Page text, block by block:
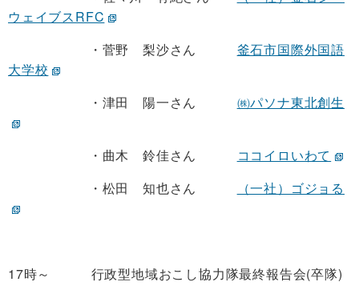
ウェイブスRFC
・菅野 梨沙さん 釜石市国際外国語
大学校
・津田 陽一さん ㈱パソナ東北創生
・曲木 鈴佳さん
ココイロいわて
・松田 知也さん
（一社）ゴジョる
17時～ 行政型地域おこし協力隊最終報告会(卒隊)